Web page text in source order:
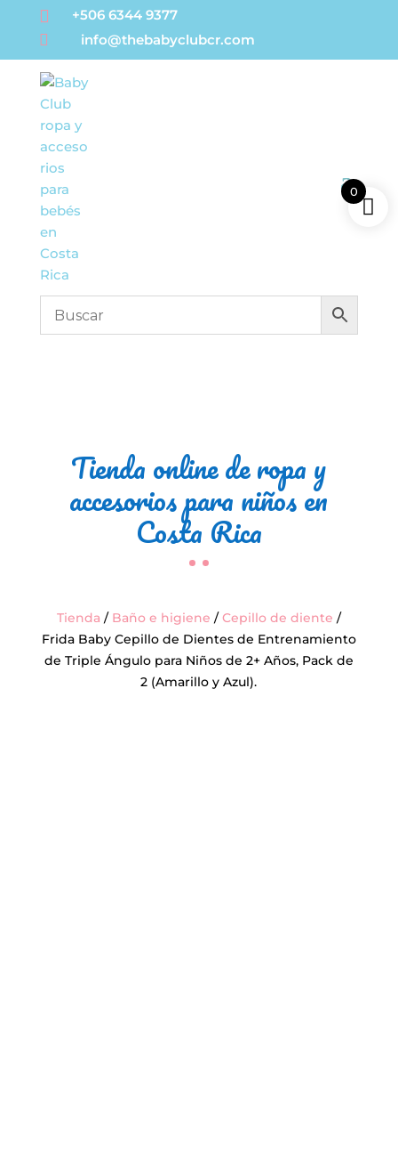
 +506 6344 9377
 info@thebabyclubcr.com
Tienda online de ropa y
accesorios para niños en
Costa Rica
Tienda / Baño e higiene /Cepillo de diente /
Frida Baby Cepillo de Dientes de Entrenamiento
de Triple Ángulo para Niños de 2+ Años, Pack de
2 (Amarillo y Azul).
0